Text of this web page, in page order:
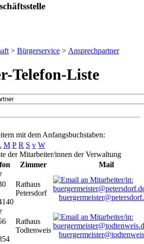
> Bürgerservice > Ansprechpartner
Telefon-Liste
mit dem Anfangsbuchstaben:
M P R S v W
der Mitarbeiter/innen der Verwaltung
Zimmer Mail
Rathaus
Petersdorf
Rathaus
Todtenweis